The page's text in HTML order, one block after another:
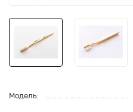
Модель: